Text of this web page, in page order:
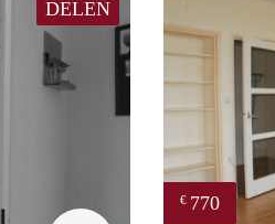
DELEN
€ 770